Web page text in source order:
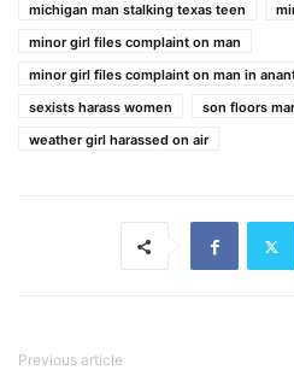
michigan man stalking texas teen
minor girl files complaint on man
minor girl files complaint on man in
sexists harass women
son floors
weather girl harassed on air
Previous article